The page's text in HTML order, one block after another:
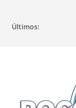
Últimos: